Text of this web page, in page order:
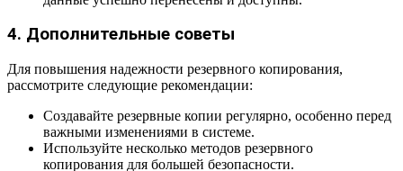
4. Дополнительные советы
Для повышения надежности резервного копирования,
рассмотрите следующие рекомендации:
Создавайте резервные копии регулярно, особенно перед
важными изменениями в системе.
Используйте несколько методов резервного
копирования для большей безопасности.